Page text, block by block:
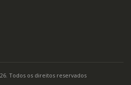
Todos os direitos reservados